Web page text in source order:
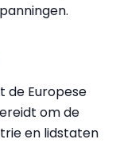
de Europese
om de
en lidstaten